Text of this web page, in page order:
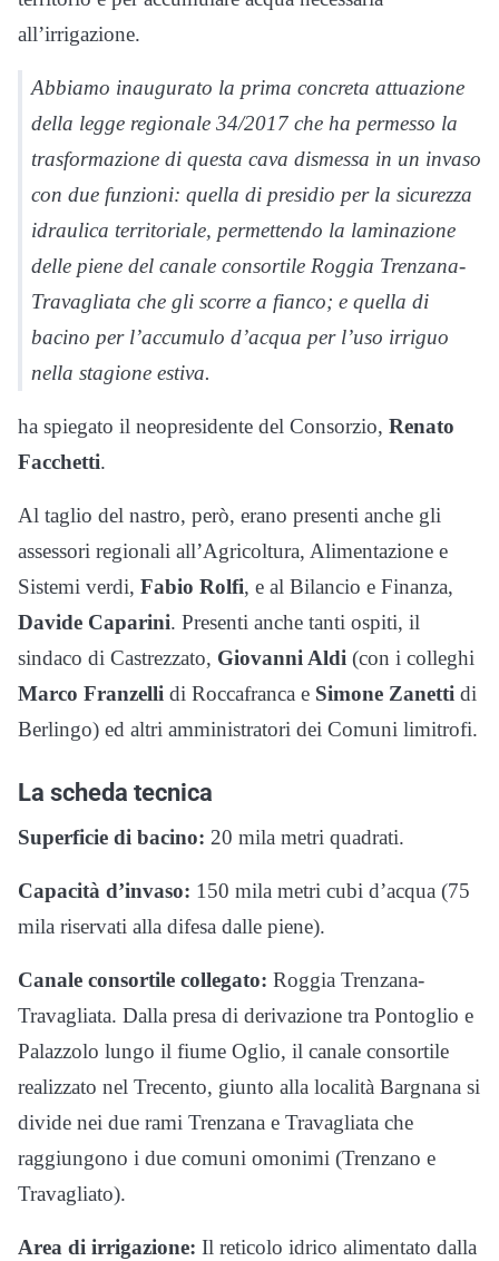
all’irrigazione.
Abbiamo inaugurato la prima concreta attuazione
della legge regionale 34/2017 che ha permesso la
trasformazione di questa cava dismessa in un invaso
con due funzioni: quella di presidio per la sicurezza
idraulica territoriale, permettendo la laminazione
delle piene del canale consortile Roggia Trenzana-
Travagliata che gli scorre a fianco; e quella di
bacino per l’accumulo d’acqua per l’uso irriguo
nella stagione estiva.
ha spiegato il neopresidente del Consorzio, Renato
Facchetti.
Al taglio del nastro, però, erano presenti anche gli
assessori regionali all’Agricoltura, Alimentazione e
Sistemi verdi, Fabio Rolfi, e al Bilancio e Finanza,
Davide Caparini. Presenti anche tanti ospiti, il
sindaco di Castrezzato, Giovanni Aldi (con i colleghi
Marco Franzelli di Roccafranca e Simone Zanetti di
Berlingo) ed altri amministratori dei Comuni limitrofi.
La scheda tecnica
Superficie di bacino: 20 mila metri quadrati.
Capacità d’invaso: 150 mila metri cubi d’acqua (75
mila riservati alla difesa dalle piene).
Canale consortile collegato: Roggia Trenzana-
Travagliata. Dalla presa di derivazione tra Pontoglio e
Palazzolo lungo il fiume Oglio, il canale consortile
realizzato nel Trecento, giunto alla località Bargnana si
divide nei due rami Trenzana e Travagliata che
raggiungono i due comuni omonimi (Trenzano e
Travagliato).
Area di irrigazione: Il reticolo idrico alimentato dalla